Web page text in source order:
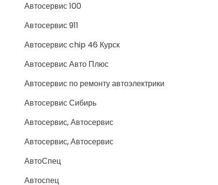
Автосервис 100
Автосервис 911
Автосервис chip 46 Курск
Автосервис Авто Плюс
Автосервис по ремонту автоэлектрики
Автосервис Сибирь
Автосервис, Автосервис
Автосервис, Автосервис
АвтоСпец
Автоспец